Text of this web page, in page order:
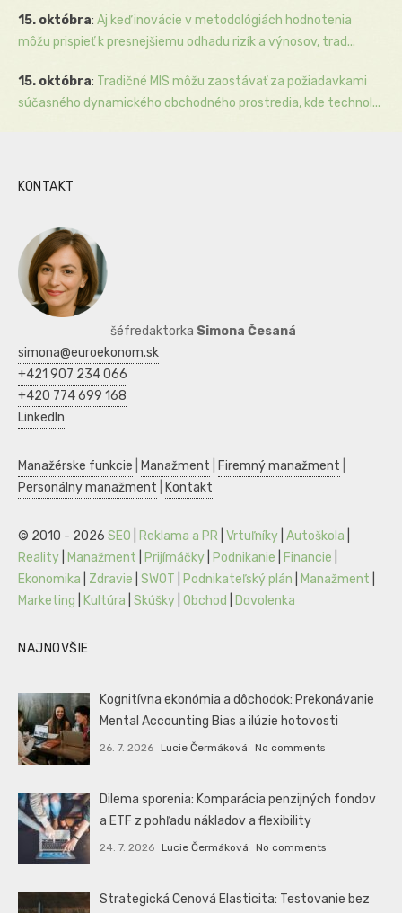
15. októbra: Aj keď inovácie v metodológiách hodnotenia
môžu prispieť k presnejšiemu odhadu rizík a výnosov, trad...
15. októbra: Tradičné MIS môžu zaostávať za požiadavkami
súčasného dynamického obchodného prostredia, kde technol...
KONTAKT
šéfredaktorka Simona Česaná
simona@euroekonom.sk
+421 907 234 066
+420 774 699 168
LinkedIn
Manažérske funkcie Manažment Firemný manažment
Personálny manažment
Kontakt
© 2010 - 2026 SEO Reklama a PR Vrtuľníky Autoškola
Reality
Manažment Prijímáčky Podnikanie Financie
Ekonomika
Zdravie SWOT Podnikateľský plán Manažment
Marketing
Kultúra Skúšky Obchod Dovolenka
NAJNOVŠIE
Kognitívna ekonómia a dôchodok: Prekonávanie
Mental Accounting Bias a ilúzie hotovosti
26. 7. 2026 Lucie Čermáková No comments
Dilema sporenia: Komparácia penzijných fondov
a ETF z pohľadu nákladov a flexibility
24. 7. 2026 Lucie Čermáková No comments
Strategická Cenová Elasticita: Testovanie bez